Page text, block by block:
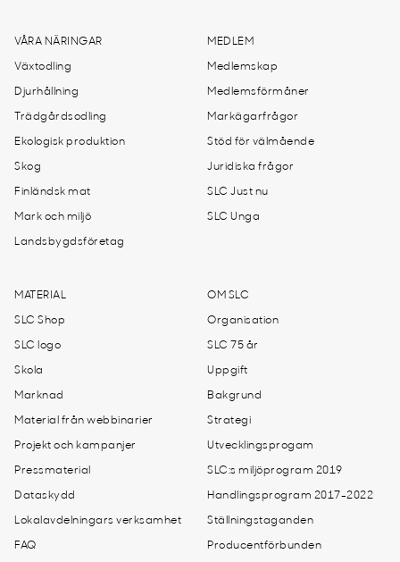
VÅRA NÄRINGAR
Växtodling
Djurhållning
Trädgårdsodling
Ekologisk produktion
Skog
Finländsk mat
Mark och miljö
Landsbygdsföretag
MEDLEM
Medlemskap
Medlemsförmåner
Markägarfrågor
Stöd för välmående
Juridiska frågor
SLC Just nu
SLC Unga
MATERIAL
SLC Shop
SLC logo
Skola
Marknad
Material från webbinarier
Projekt och kampanjer
Pressmaterial
Dataskydd
Lokalavdelningars verksamhet
FAQ
OM SLC
Organisation
SLC 75 år
Uppgift
Bakgrund
Strategi
Utvecklingsprogam
SLC:s miljöprogram 2019
Handlingsprogram 2017-2022
Ställningstaganden
Producentförbunden